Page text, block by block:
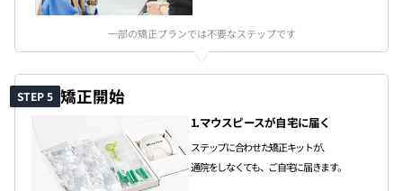
一部の矯正プランでは不要なステップです
STEP 5 矯正開始
1.マウスピースが自宅に届く
ステップに合わせた矯正キットが、
通院をしなくても、ご自宅に届きます。